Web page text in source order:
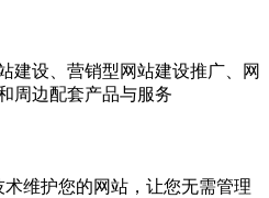
建设、营销型网站建设推广、网
周边配套产品与服务
维护您的网站，让您无需管理